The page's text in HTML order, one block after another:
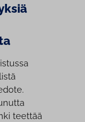
teettää